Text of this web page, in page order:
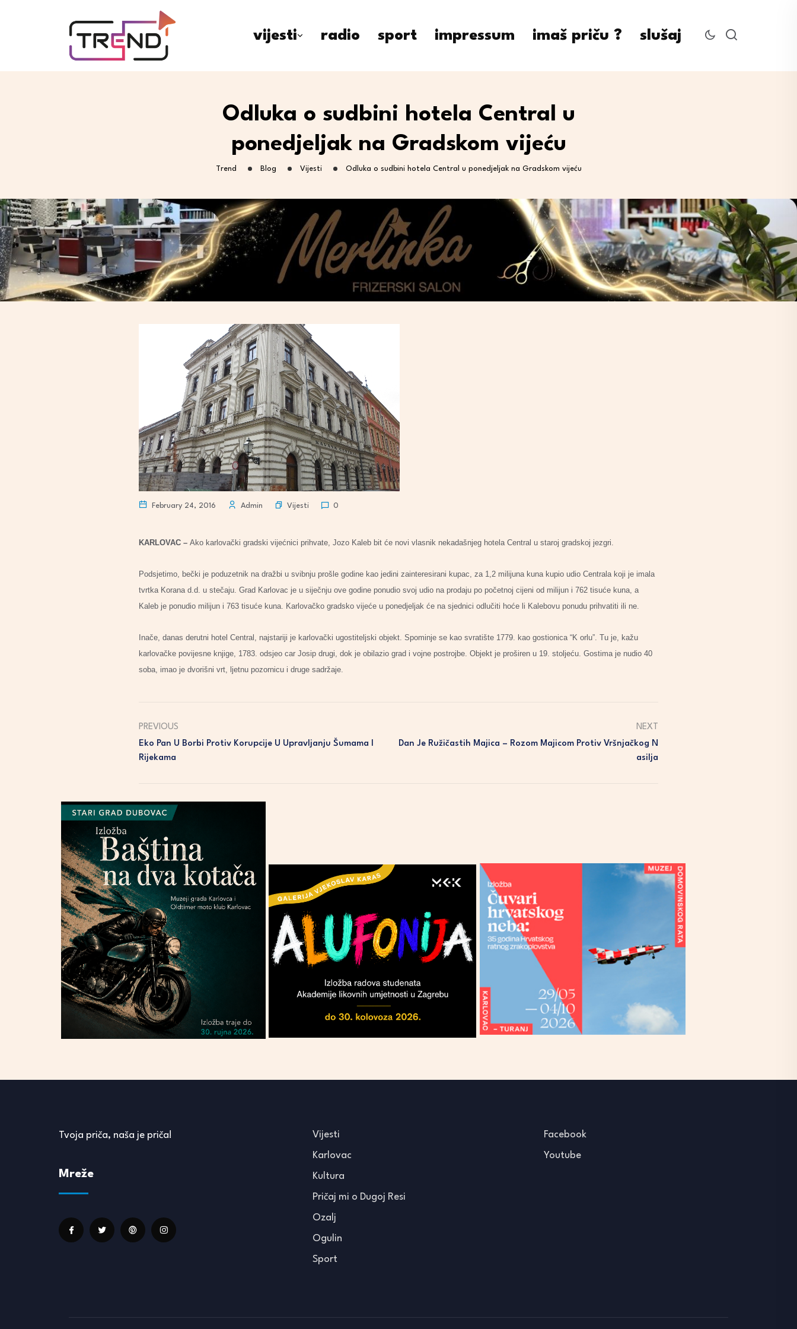
vijesti radio sport impressum imaš priču ? slušaj
Odluka o sudbini hotela Central u
ponedjeljak na Gradskom vijeću
Trend Blog Vijesti Odluka o sudbini hotela Central u ponedjeljak na Gradskom vijeću
February 24, 2016 Admin Vijesti 0
KARLOVAC – Ako karlovački gradski vijećnici prihvate, Jozo Kaleb bit će novi vlasnik nekadašnjeg hotela Central u staroj gradskoj jezgri.
Podsjetimo, bečki je poduzetnik na dražbi u svibnju prošle godine kao jedini zainteresirani kupac, za 1,2 milijuna kuna kupio udio Centrala koji je imala
tvrtka Korana d.d. u stečaju. Grad Karlovac je u siječnju ove godine ponudio svoj udio na prodaju po početnoj cijeni od milijun i 762 tisuće kuna, a
Kaleb je ponudio milijun i 763 tisuće kuna. Karlovačko gradsko vijeće u ponedjeljak će na sjednici odlučiti hoće li Kalebovu ponudu prihvatiti ili ne.
Inače, danas derutni hotel Central, najstariji je karlovački ugostiteljski objekt. Spominje se kao svratište 1779. kao gostionica “K orlu”. Tu je, kažu
karlovačke povijesne knjige, 1783. odsjeo car Josip drugi, dok je obilazio grad i vojne postrojbe. Objekt je proširen u 19. stoljeću. Gostima je nudio 40
soba, imao je dvorišni vrt, ljetnu pozornicu i druge sadržaje.
PREVIOUS
Eko Pan U Borbi Protiv Korupcije U Upravljanju Šumama I
Rijekama
NEXT
Dan Je Ružičastih Majica – Rozom Majicom Protiv Vršnjačkog N
Asilja
Tvoja priča, naša je priča!
Mreže
Vijesti
Karlovac
Kultura
Pričaj mi o Dugoj Resi
Ozalj
Ogulin
Sport
Facebook
Youtube